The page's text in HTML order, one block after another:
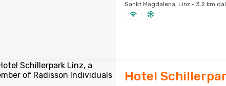
Sankt Magdalena, Linz · 3.2 km
Hotel